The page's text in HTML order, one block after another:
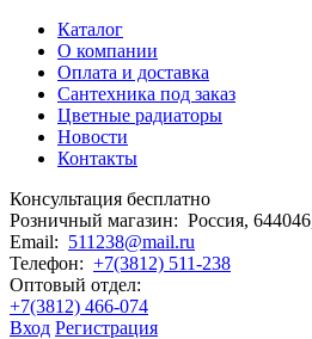
Каталог
О компании
Оплата и доставка
Сантехника под заказ
Цветные радиаторы
Новости
Контакты
Консультация бесплатно
Розничный магазин: Россия,
Email: 511238@mail.ru
Телефон: +7(3812) 511-238
Оптовый отдел:
+7(3812) 466-074
Вход Регистрация